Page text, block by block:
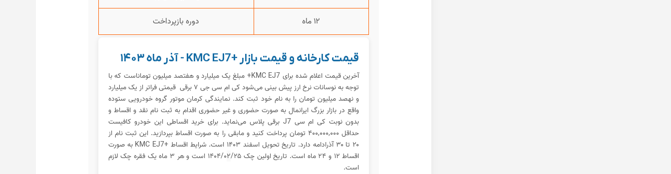
۱۲ ماه دوره بازپرداخت
قیمت کارخانه و قیمت بازار +KMC EJ7 - آذر ماه ۱۴۰۳
آخرین قیمت اعلام شده برای KMC EJ7+ مبلغ یک میلیارد و هفتصد میلیون توماناست که با
توجه به نوسانات نرخ ارز پیش بینی می‌شود کی ام سی جی ۷ برقی قیمتی فراتر از یک میلیارد
و نهصد میلیون تومان را به نام خود ثبت کند. نمایندگی کرمان موتور گروه خودرویی ستوده
واقع در بازار بزرگ ایرانمال به صورت حضوری و غیر حضوری اقدام به ثبت نام نقد و اقساط و
بدون نوبت کی ام سی J7 برقی پلاس می‌نماید. برای خرید اقساطی این خودرو کافیست
حداقل ۴۰۰,۰۰۰,۰۰۰ تومان پرداخت کنید و مابقی را به صورت اقساط بپردازید. این ثبت نام از
۲۰ تا ۳۰ آذرادامه دارد. تاریخ تحویل اسفند ۱۴۰۳ است. شرایط اقساط +KMC EJ7 به صورت
اقساط ۱۲ و ۲۴ ماه است. تاریخ اولین چک ۱۴۰۴/۰
۲
/۲۵ است و هر ۳ ماه یک فقره چک لازم
است.